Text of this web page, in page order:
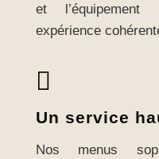
et l’équipement
expérience

Un service
Nos menus